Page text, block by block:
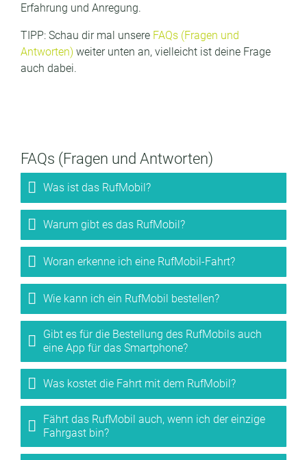
Erfahrung und Anregung.
TIPP: Schau dir mal unsere FAQs (Fragen und
Antworten) weiter unten an, vielleicht ist deine Frage
auch dabei.
FAQs (Fragen und Antworten)
Was ist das RufMobil?
Warum gibt es das RufMobil?
Woran erkenne ich eine RufMobil-Fahrt?
Wie kann ich ein RufMobil bestellen?
Gibt es für die Bestellung des RufMobils auch
eine App für das Smartphone?
Was kostet die Fahrt mit dem RufMobil?
Fährt das RufMobil auch, wenn ich der einzige
Fahrgast bin?